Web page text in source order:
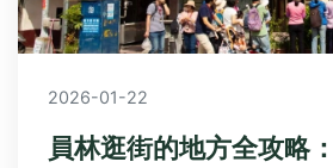
2026-01-22
員林逛街的地方全攻略